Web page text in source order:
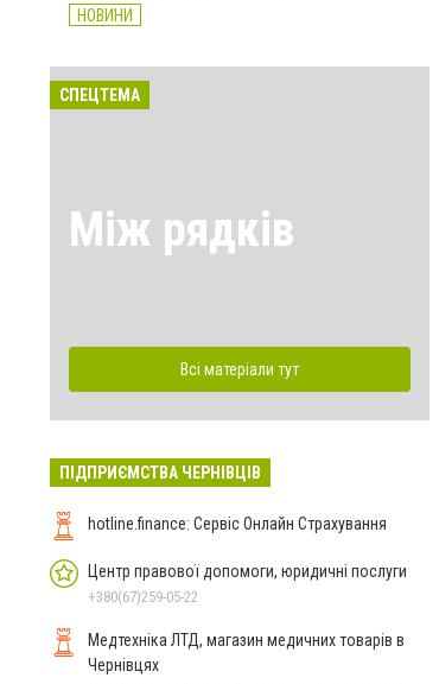
НОВИНИ
СПЕЦТЕМА
Між рядків
Всі матеріали тут
ПІДПРИЄМСТВА ЧЕРНІВЦІВ
hotline.finance: Сервіс Онлайн Страхування
Центр правової допомоги, юридичні послуги
+380(67)259-05-22
Медтехніка ЛТД, магазин медичних товарів в
Чернівцях